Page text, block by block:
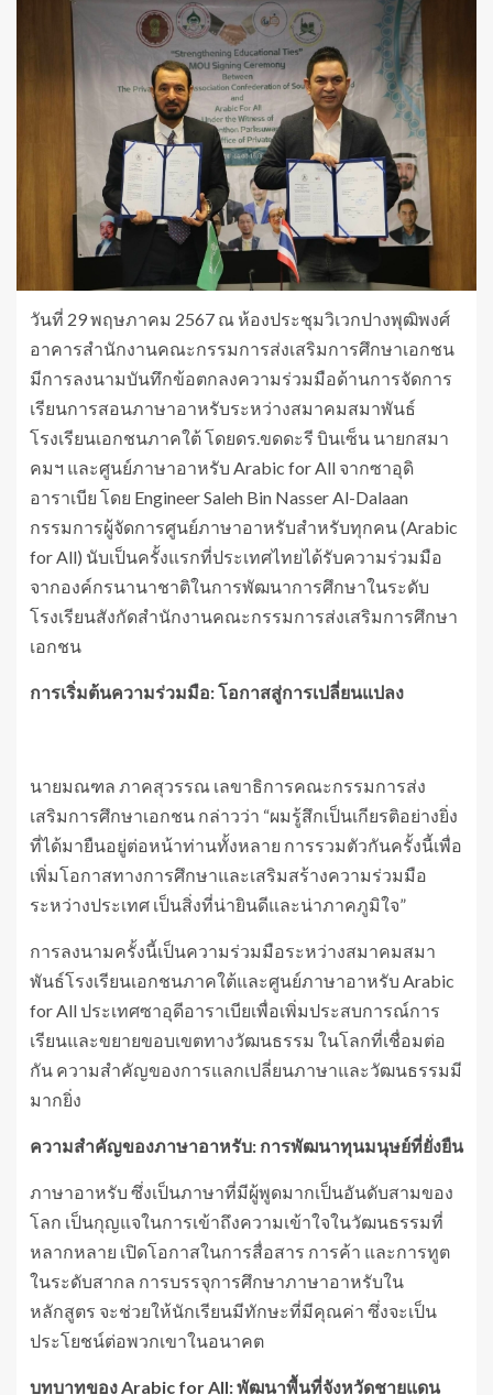
วันที่ 29 พฤษภาคม 2567 ณ ห้องประชุมวิเวกปางพุฒิพงศ์
อาคารสำนักงานคณะกรรมการส่งเสริมการศึกษาเอกชน
มีการลงนามบันทึกข้อตกลงความร่วมมือด้านการจัดการ
เรียนการสอนภาษาอาหรับระหว่างสมาคมสมาพันธ์
โรงเรียนเอกชนภาคใต้ โดยดร.ขดดะรี บินเซ็น นายกสมา
คมฯ และศูนย์ภาษาอาหรับ Arabic for All จากซาอุดิ
อาราเบีย โดย Engineer Saleh Bin Nasser Al-Dalaan
กรรมการผู้จัดการศูนย์ภาษาอาหรับสำหรับทุกคน (Arabic
for All) นับเป็นครั้งแรกที่ประเทศไทยได้รับความร่วมมือ
จากองค์กรนานาชาติในการพัฒนาการศึกษาในระดับ
โรงเรียนสังกัดสำนักงานคณะกรรมการส่งเสริมการศึกษา
เอกชน
การเริ่มต้นความร่วมมือ: โอกาสสู่การเปลี่ยนแปลง
นายมณฑล ภาคสุวรรณ เลขาธิการคณะกรรมการส่ง
เสริมการศึกษาเอกชน กล่าวว่า “ผมรู้สึกเป็นเกียรติอย่างยิ่ง
ที่ได้มายืนอยู่ต่อหน้าท่านทั้งหลาย การรวมตัวกันครั้งนี้เพื่อ
เพิ่มโอกาสทางการศึกษาและเสริมสร้างความร่วมมือ
ระหว่างประเทศ เป็นสิ่งที่น่ายินดีและน่าภาคภูมิใจ”
การลงนามครั้งนี้เป็นความร่วมมือระหว่างสมาคมสมา
พันธ์โรงเรียนเอกชนภาคใต้และศูนย์ภาษาอาหรับ Arabic
for All ประเทศซาอุดีอาราเบียเพื่อเพิ่มประสบการณ์การ
เรียนและขยายขอบเขตทางวัฒนธรรม ในโลกที่เชื่อมต่อ
กัน ความสำคัญของการแลกเปลี่ยนภาษาและวัฒนธรรมมี
มากยิ่ง
ความสำคัญของภาษาอาหรับ: การพัฒนาทุนมนุษย์ที่ยั่งยืน
ภาษาอาหรับ ซึ่งเป็นภาษาที่มีผู้พูดมากเป็นอันดับสามของ
โลก เป็นกุญแจในการเข้าถึงความเข้าใจในวัฒนธรรมที่
หลากหลาย เปิดโอกาสในการสื่อสาร การค้า และการทูต
ในระดับสากล การบรรจุการศึกษาภาษาอาหรับใน
หลักสูตร จะช่วยให้นักเรียนมีทักษะที่มีคุณค่า ซึ่งจะเป็น
ประโยชน์ต่อพวกเขาในอนาคต
บทบาทของ Arabic for All: พัฒนาพื้นที่จังหวัดชายแดน